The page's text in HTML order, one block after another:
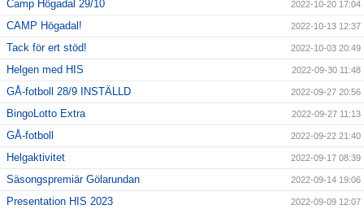
Camp Högadal 29/10 2022-10-20 17:04
CAMP Högadal! 2022-10-13 12:37
Tack för ert stöd! 2022-10-03 20:49
Helgen med HIS 2022-09-30 11:48
GÅ-fotboll 28/9 INSTÄLLD 2022-09-27 20:56
BingoLotto Extra 2022-09-27 11:13
GÅ-fotboll 2022-09-22 21:40
Helgaktivitet 2022-09-17 08:39
Säsongspremiär Gölarundan 2022-09-14 19:06
Presentation HIS 2023 2022-09-09 12:07